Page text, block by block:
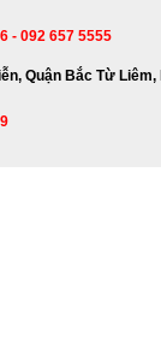
- 092 657 5555
Quận Bắc Từ Liêm,